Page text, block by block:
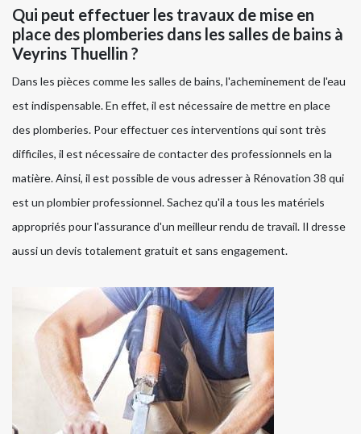
Qui peut effectuer les travaux de mise en
place des plomberies dans les salles de bains à
Veyrins Thuellin ?
Dans les pièces comme les salles de bains, l'acheminement de l'eau
est indispensable. En effet, il est nécessaire de mettre en place
des plomberies. Pour effectuer ces interventions qui sont très
difficiles, il est nécessaire de contacter des professionnels en la
matière. Ainsi, il est possible de vous adresser à Rénovation 38 qui
est un plombier professionnel. Sachez qu'il a tous les matériels
appropriés pour l'assurance d'un meilleur rendu de travail. Il dresse
aussi un devis totalement gratuit et sans engagement.